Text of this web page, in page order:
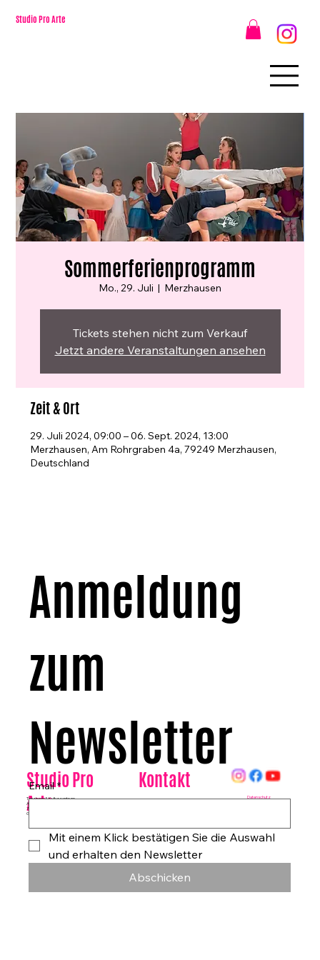
Studio Pro Arte
Sommerferienprogramm
Mo., 29. Juli
  |
Merzhausen
Tickets stehen nicht zum Verkauf
Jetzt andere Veranstaltungen ansehen
Zeit & Ort
29. Juli 2024, 09:00 – 06. Sept. 2024, 13:00
Merzhausen, Am Rohrgraben 4a, 79249 Merzhausen,
Deutschland
Datenschutz
Studio Pro
Arte
Tanzhaus & Kulturzentrum
Am Rohrgraben 4a
79249 Merzhausen/Freiburg
Germany
Kontakt
Anmeldung
zum
Newsletter
Email *
Mit einem Klick bestätigen Sie die Auswahl
und erhalten den Newsletter
Abschicken